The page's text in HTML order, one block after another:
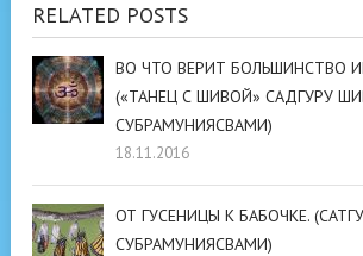
RELATED POSTS
ВО ЧТО ВЕРИТ БОЛЬШИНСТВО
(«ТАНЕЦ С ШИВОЙ» САДГУРУ
СУБРАМУНИЯСВАМИ)
18.11.2016
ОТ ГУСЕНИЦЫ К БАБОЧКЕ.
СУБРАМУНИЯСВАМИ)